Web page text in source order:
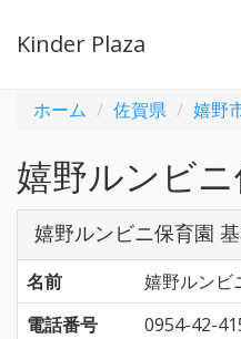
Kinder Plaza
ホーム 佐賀県 嬉野
嬉野ルンビ
嬉野ルンビニ保育園
名前
嬉野ルンビ
電話番号
0954-42-